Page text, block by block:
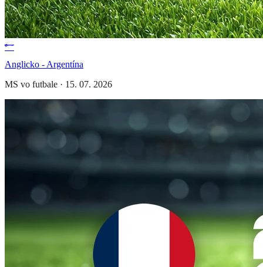
Anglicko - Argentína
MS vo futbale · 15. 07. 2026